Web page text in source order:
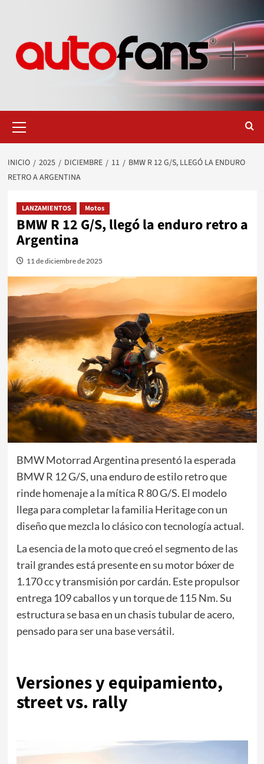
primario
INICIO 2025 DICIEMBRE 11
BMW R 12 G/S, LLEGÓ LA ENDURO
RETRO A ARGENTINA
LANZAMIENTOS Motos
BMW R 12 G/S, llegó la enduro retro a
Argentina
11 de diciembre de 2025
BMW Motorrad Argentina presentó la esperada
BMW R 12 G/S, una enduro de estilo retro que
rinde homenaje a la mítica R 80 G/S. El modelo
llega para completar la familia Heritage con un
diseño que mezcla lo clásico con tecnología actual.
La esencia de la moto que creó el segmento de las
trail grandes está presente en su motor bóxer de
1.170 cc y transmisión por cardán. Este propulsor
entrega 109 caballos y un torque de 115 Nm. Su
estructura se basa en un chasis tubular de acero,
pensado para ser una base versátil.
Versiones y equipamiento,
street vs. rally